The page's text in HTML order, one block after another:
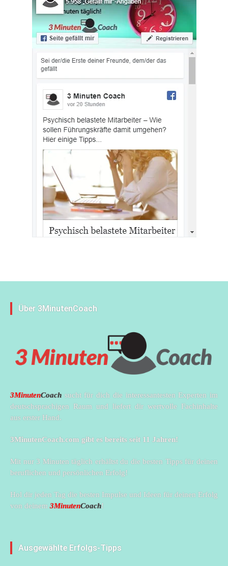
Über 3MinutenCoach
3MinutenCoach sucht für dich die interessantesten Experten im
deutschsprachigen Raum und liefert dir wertvolle Fachinhalte
aus erster Hand.
3MinutenCoach.com gibt es bereits seit 11 Jahren!
Mit nur 3 Minuten täglich erhältst du die besten Tipps für deinen
beruflichen und persönlichen Erfolg!
Hol dir jeden Tag die besten Impulse und Ideen für deinen Erfolg
von deinem3MinutenCoach!
Ausgewählte Erfolgs-Tipps